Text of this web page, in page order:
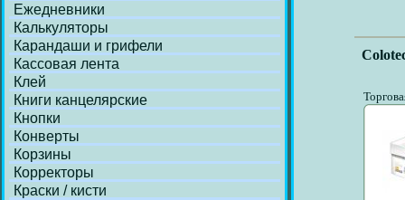
Ежедневники
Калькуляторы
Карандаши и грифели
Кассовая лента
Клей
Книги канцелярские
Кнопки
Конверты
Корзины
Корректоры
Краски / кисти